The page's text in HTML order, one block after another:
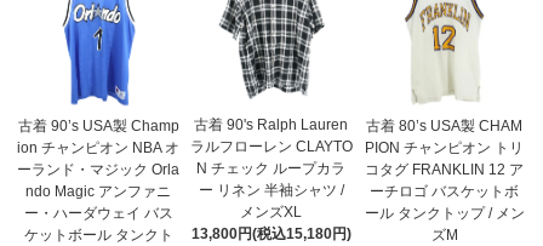
古着 90’s USA製 Champ
ion チャンピオン NBA オ
ーランド・マジック Orla
ndo Magic アンファニ
ー・ハーダウェイ バス
ケットボール タンクト
古着 90's Ralph Lauren
ラルフローレン CLAYTO
N チェック ループカラ
ー リネン 半袖シャツ /
メンズXL
13,800円(税込15,180円)
古着 80’s USA製 CHAM
PION チャンピオン トリ
コタグ FRANKLIN 12 ア
ーチロゴ バスケットボ
ール タンクトップ / メン
ズM